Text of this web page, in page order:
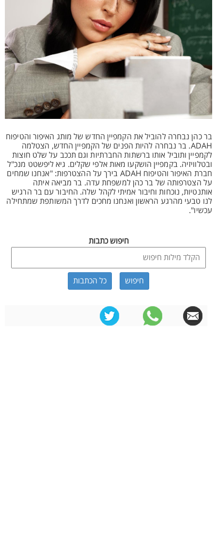
בר כהן נבחרה להוביל את הקמפיין החדש של מותג האיפור והטיפוח
ADAH. בר נבחרה להיות הפנים של הקמפיין החדש, הצטלמה
לקמפיין ותוביל אותו ברשתות החברתיות וגם תככב על שלט חוצות
ובטלוויזיה. בקמפיין הושקעו מאות אלפי שקלים. גיא ליפשטט מנכ"ל
חברת האיפור והטיפוח ADAH בירך על ההצטרפות: "אנחנו שמחים
על הצטרפותה של בר כהן למשפחת עדה. בר מביאה איתה
אותנטיות, נוכחות וחיבור אמיתי לקהל שלה. החיבור עם בר הרגיש
לנו טבעי מהרגע הראשון ואנחנו מחכים לדרך המשותפת שמתחילה
עכשיו".
חיפוש כתבות
כל הכתבות